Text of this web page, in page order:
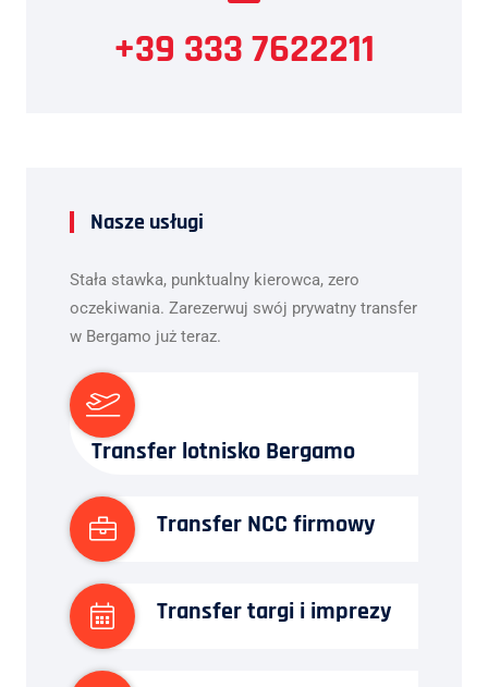
+39 333 7622211
Nasze usługi
Stała stawka, punktualny kierowca, zero
oczekiwania. Zarezerwuj swój prywatny transfer
w Bergamo już teraz.
Transfer lotnisko Bergamo
Transfer NCC firmowy
Transfer targi i imprezy